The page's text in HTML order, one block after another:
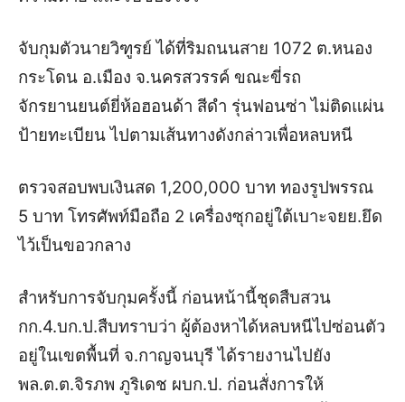
จับกุมตัวนายวิฑูรย์ ได้ที่ริมถนนสาย 1072 ต.หนอง
กระโดน อ.เมือง จ.นครสวรรค์ ขณะขี่รถ
จักรยานยนต์ยี่ห้อฮอนด้า สีดำ รุ่นฟอนซ่า ไม่ติดแผ่น
ป้ายทะเบียน ไปตามเส้นทางดังกล่าวเพื่อหลบหนี
ตรวจสอบพบเงินสด 1,200,000 บาท ทองรูปพรรณ
5 บาท โทรศัพท์มือถือ 2 เครื่องซุกอยู่ใต้เบาะจยย.ยึด
ไว้เป็นขอวกลาง
สำหรับการจับกุมครั้งนี้ ก่อนหน้านี้ชุดสืบสวน
กก.4.บก.ป.สืบทราบว่า ผู้ต้องหาได้หลบหนีไปซ่อนตัว
อยู่ในเขตพื้นที่ จ.กาญจนบุรี ได้รายงานไปยัง
พล.ต.ต.จิรภพ ภูริเดช ผบก.ป. ก่อนสั่งการให้